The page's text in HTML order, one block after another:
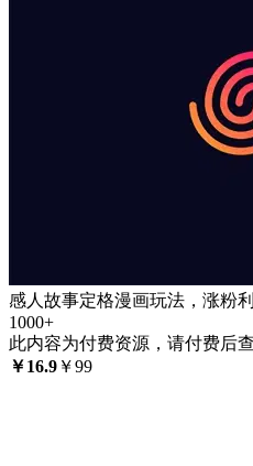
感人故事定格漫画玩法，涨粉
1000+
此内容为付费资源，请付费后
￥16.9 ￥99